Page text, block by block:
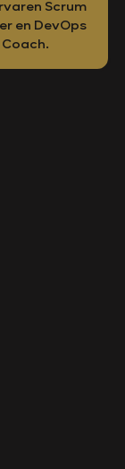
Scrum
en DevOps
Coach.